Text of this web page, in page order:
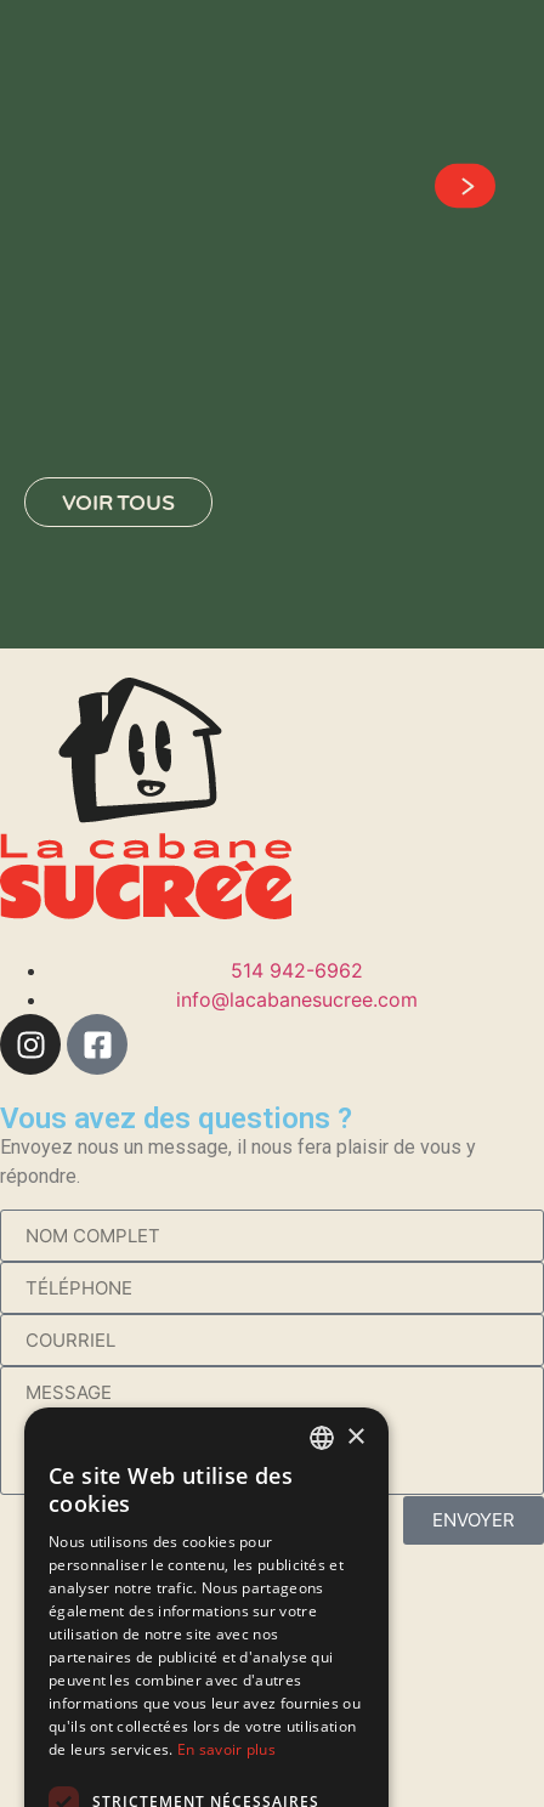
VOIR TOUS
514 942-6962
info@lacabanesucree.com
Vous avez des questions ?
Envoyez nous un message, il nous fera plaisir de vous y
répondre.
ENVOYER
À Propos
Services
Galerie
×
Ce site Web utilise des
cookies
Nous utilisons des cookies pour
personnaliser le contenu, les publicités et
analyser notre trafic. Nous partageons
également des informations sur votre
utilisation de notre site avec nos
partenaires de publicité et d'analyse qui
peuvent les combiner avec d'autres
informations que vous leur avez fournies ou
qu'ils ont collectées lors de votre utilisation
de leurs services. En savoir plus
STRICTEMENT NÉCESSAIRES